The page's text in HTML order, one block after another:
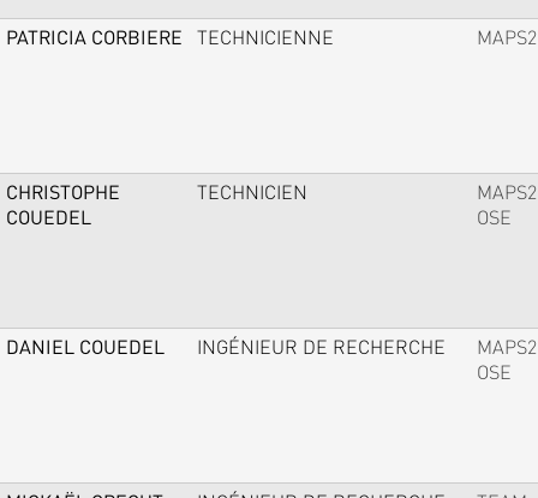
PATRICIA CORBIERE TECHNICIENNE MAPS2
CHRISTOPHE
COUEDEL
TECHNICIEN
MAPS2
OSE
DANIEL COUEDEL INGÉNIEUR DE RECHERCHE
MAPS2
OSE